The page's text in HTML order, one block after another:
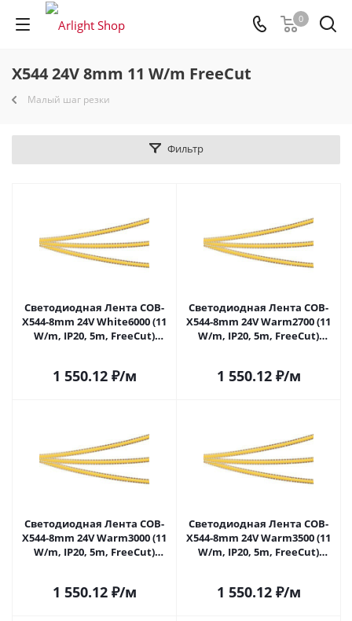
0
X544 24V 8mm 11 W/m FreeCut
Малый шаг резки
Фильтр
Светодиодная Лента COB-
X544-8mm 24V White6000 (11
W/m, IP20, 5m, FreeCut)
1 550.12₽/м
Светодиодная Лента COB-
X544-8mm 24V Warm2700 (11
W/m, IP20, 5m, FreeCut)
1 550.12₽/м
Светодиодная Лента COB-
X544-8mm 24V Warm3000 (11
W/m, IP20, 5m, FreeCut)
1 550.12₽/м
Светодиодная Лента COB-
X544-8mm 24V Warm3500 (11
W/m, IP20, 5m, FreeСut)
1 550.12₽/м